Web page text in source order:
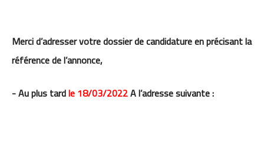
Merci d’adresser votre dossier de candidature en précisant la
référence de l’annonce,
-Au plus tardle 18/03/2022A l’adresse suivante :